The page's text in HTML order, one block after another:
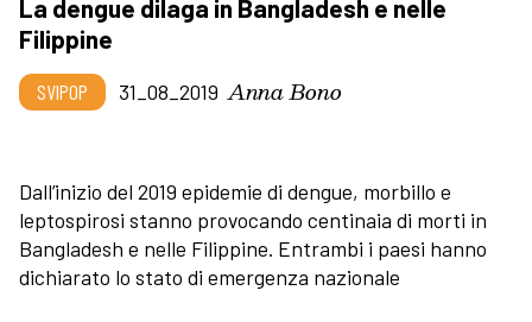
La dengue dilaga in Bangladesh e nelle
Filippine
SVIPOP 31_08_2019 Anna Bono
Dall’inizio del 2019 epidemie di dengue, morbillo e
leptospirosi stanno provocando centinaia di morti in
Bangladesh e nelle Filippine. Entrambi i paesi hanno
dichiarato lo stato di emergenza nazionale